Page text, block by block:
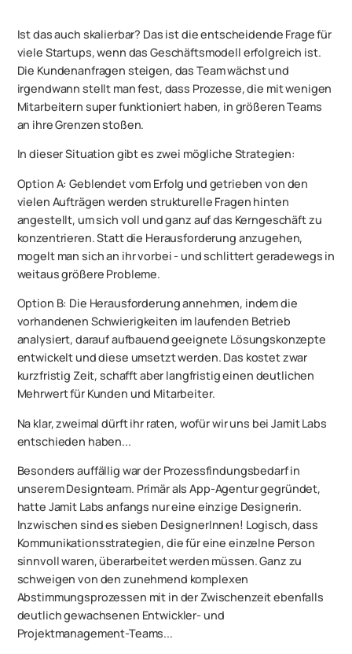
Ist das auch skalierbar? Das ist die entscheidende Frage für
viele Startups, wenn das Geschäftsmodell erfolgreich ist.
Die Kundenanfragen steigen, das Team wächst und
irgendwann stellt man fest, dass Prozesse, die mit wenigen
Mitarbeitern super funktioniert haben, in größeren Teams
an ihre Grenzen stoßen.
In dieser Situation gibt es zwei mögliche Strategien:
Option A: Geblendet vom Erfolg und getrieben von den
vielen Aufträgen werden strukturelle Fragen hinten
angestellt, um sich voll und ganz auf das Kerngeschäft zu
konzentrieren. Statt die Herausforderung anzugehen,
mogelt man sich an ihr vorbei - und schlittert geradewegs in
weitaus größere Probleme.
Option B: Die Herausforderung annehmen, indem die
vorhandenen Schwierigkeiten im laufenden Betrieb
analysiert, darauf aufbauend geeignete Lösungskonzepte
entwickelt und diese umsetzt werden. Das kostet zwar
kurzfristig Zeit, schafft aber langfristig einen deutlichen
Mehrwert für Kunden und Mitarbeiter.
Na klar, zweimal dürft ihr raten, wofür wir uns bei Jamit Labs
entschieden haben...
Besonders auffällig war der Prozessfindungsbedarf in
unserem Designteam. Primär als App-Agentur gegründet,
hatte Jamit Labs anfangs nur eine einzige Designerin.
Inzwischen sind es sieben DesignerInnen! Logisch, dass
Kommunikationsstrategien, die für eine einzelne Person
sinnvoll waren, überarbeitet werden müssen. Ganz zu
schweigen von den zunehmend komplexen
Abstimmungsprozessen mit in der Zwischenzeit ebenfalls
deutlich gewachsenen Entwickler- und
Projektmanagement-Teams...